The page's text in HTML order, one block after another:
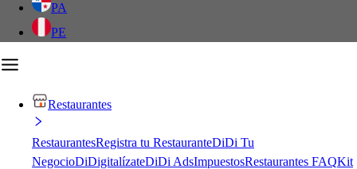
PA
PE
Restaurantes
RestaurantesRegistra tu RestauranteDiDi Tu
NegocioDiDigitalízateDiDi AdsImpuestosRestaurantes FAQKit